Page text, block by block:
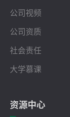
公司视频
公司资质
社会责任
大学慕课
资源中心